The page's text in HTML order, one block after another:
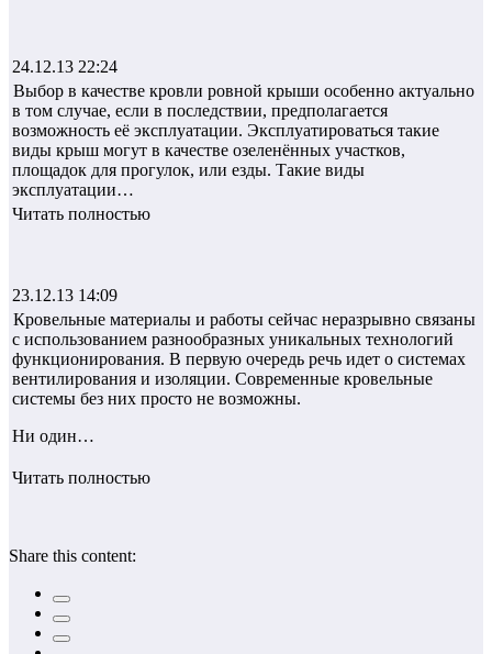
24.12.13 22:24
Выбор в качестве кровли ровной крыши особенно актуально
в том случае, если в последствии, предполагается
возможность её эксплуатации. Эксплуатироваться такие
виды крыш могут в качестве озеленённых участков,
площадок для прогулок, или езды. Такие виды
эксплуатации…
Читать полностью
23.12.13 14:09
Кровельные материалы и работы сейчас неразрывно связаны
с использованием разнообразных уникальных технологий
функционирования. В первую очередь речь идет о системах
вентилирования и изоляции. Современные кровельные
системы без них просто не возможны.
Ни один…
Читать полностью
Share this content: